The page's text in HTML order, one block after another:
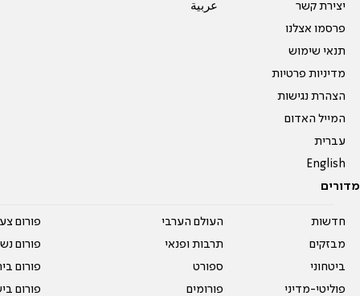
יצירת קשר
פרסמו אצלנו
תנאי שימוש
מדיניות פרטיות
הצהרת נגישות
המייל האדום
עברית
English
عربية
מדורים
חדשות
מבזקים
ביטחוני
פוליטי-מדיני
העולם הערבי
תרבות ופנאי
ספורט
פורומים
פורום
פורום
פורום
פורום